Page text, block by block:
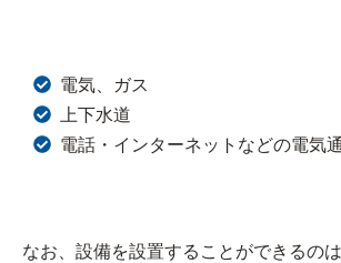
電気、ガス
上下水道
電話・インターネットなどの電気
なお、設備を設置することができるの